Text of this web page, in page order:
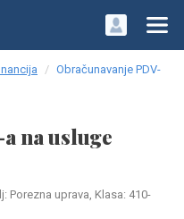
Obračunavanje PDV-
na usluge
Porezna uprava, Klasa: 410-